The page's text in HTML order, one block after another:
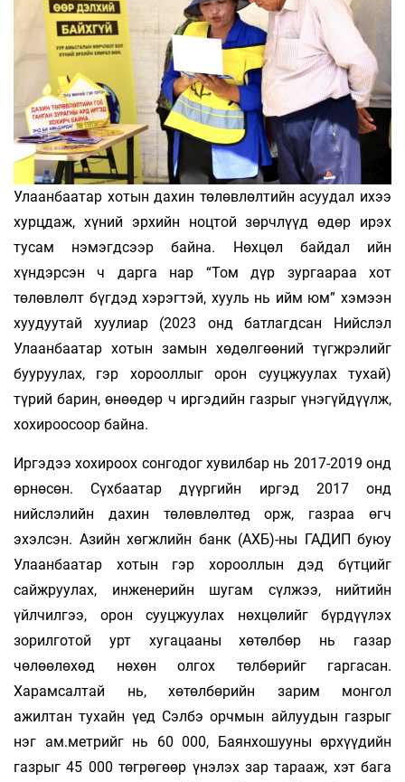
Улаанбаатар хотын дахин төлөвлөлтийн асуудал ихээ
хурцдаж, хүний эрхийн ноцтой зөрчлүүд өдөр ирэх
тусам нэмэгдсээр байна. Нөхцөл байдал ийн
хүндэрсэн ч дарга нар “Том дүр зургаараа хот
төлөвлөлт бүгдэд хэрэгтэй, хууль нь ийм юм” хэмээн
хуудуутай хуулиар (2023 онд батлагдсан Нийслэл
Улаанбаатар хотын замын хөдөлгөөний түгжрэлийг
бууруулах, гэр хорооллыг орон сууцжуулах тухай)
түрий барин, өнөөдөр ч иргэдийн газрыг үнэгүйдүүлж,
хохироосоор байна.
Иргэдээ хохироох сонгодог хувилбар нь 2017-2019 онд
өрнөсөн. Сүхбаатар дүүргийн иргэд 2017 онд
нийслэлийн дахин төлөвлөлтөд орж, газраа өгч
эхэлсэн. Азийн хөгжлийн банк (АХБ)-ны ГАДИП буюу
Улаанбаатар хотын гэр хорооллын дэд бүтцийг
сайжруулах, инженерийн шугам сүлжээ, нийтийн
үйлчилгээ, орон сууцжуулах нөхцөлийг бүрдүүлэх
зорилготой урт хугацааны хөтөлбөр нь газар
чөлөөлөхөд нөхөн олгох төлбөрийг гаргасан.
Харамсалтай нь, хөтөлбөрийн зарим монгол
ажилтан тухайн үед Сэлбэ орчмын айлуудын газрыг
нэг ам.метрийг нь 60 000, Баянхошууны өрхүүдийн
газрыг 45 000 төгрөгөөр үнэлэх зар тарааж, хэт бага